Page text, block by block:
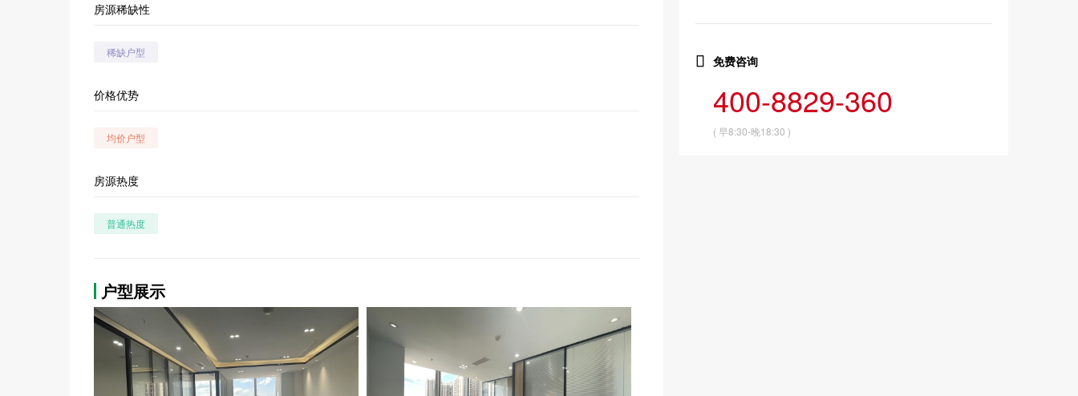
房源稀缺性
稀缺户型
价格优势
均价户型
房源热度
普通热度
户型展示
 免费咨询
400-8829-360
( 早8:30-晚18:30 )